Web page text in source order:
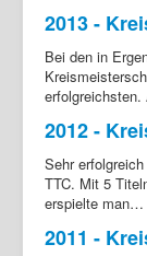
2013 -
Bei den in
2012 -
Sehr
TTC. Mit 5
erspielte man…
2011 -